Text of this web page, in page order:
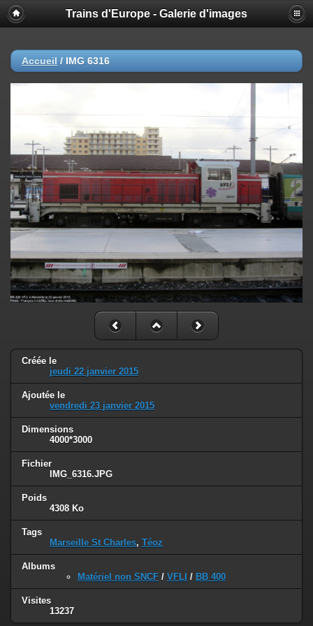
Trains d'Europe - Galerie d'images
Accueil / IMG 6316
Créée le
jeudi 22 janvier 2015
Ajoutée le
vendredi 23 janvier 2015
Dimensions
4000*3000
Fichier
IMG_6316.JPG
Poids
4308 Ko
Tags
Marseille St Charles, Téoz
Albums
Matériel non SNCF / VFLI / BB 400
Visites
13237